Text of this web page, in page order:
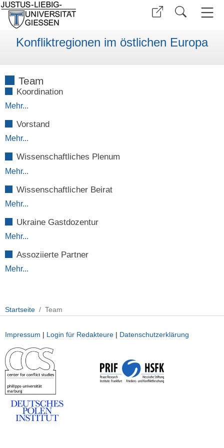
Konfliktregionen im östlichen Europa
Team
Koordination
Mehr...
Vorstand
Mehr...
Wissenschaftliches Plenum
Mehr...
Wissenschaftlicher Beirat
Mehr...
Ukraine Gastdozentur
Mehr...
Assoziierte Partner
Mehr...
Startseite Team
Impressum | Login für Redakteure | Datenschutzerklärung